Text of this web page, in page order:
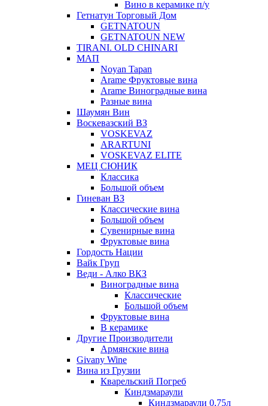
Вино в керамике п/у
Гетнатун Торговый Дом
GETNATOUN
GETNATOUN NEW
TIRANI. OLD CHINARI
МАП
Noyan Tapan
Arame Фруктовые вина
Arame Виноградные вина
Разные вина
Шаумян Вин
Воскевазский ВЗ
VOSKEVAZ
ARARTUNI
VOSKEVAZ ELITE
МЕЦ СЮНИК
Классика
Большой объем
Гиневан ВЗ
Классические вина
Большой объем
Сувенирные вина
Фруктовые вина
Гордость Нации
Вайк Груп
Веди - Алко ВКЗ
Виноградные вина
Классические
Большой объем
Фруктовые вина
В керамике
Другие Производители
Армянские вина
Givany Wine
Вина из Грузии
Кварельский Погреб
Киндзмараули
Киндзмараули 0,75л